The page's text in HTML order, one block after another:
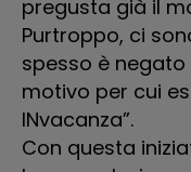
pregusta già il
Purtroppo, ci
spesso è
motivo per cui
INvacanza”.
Con questa